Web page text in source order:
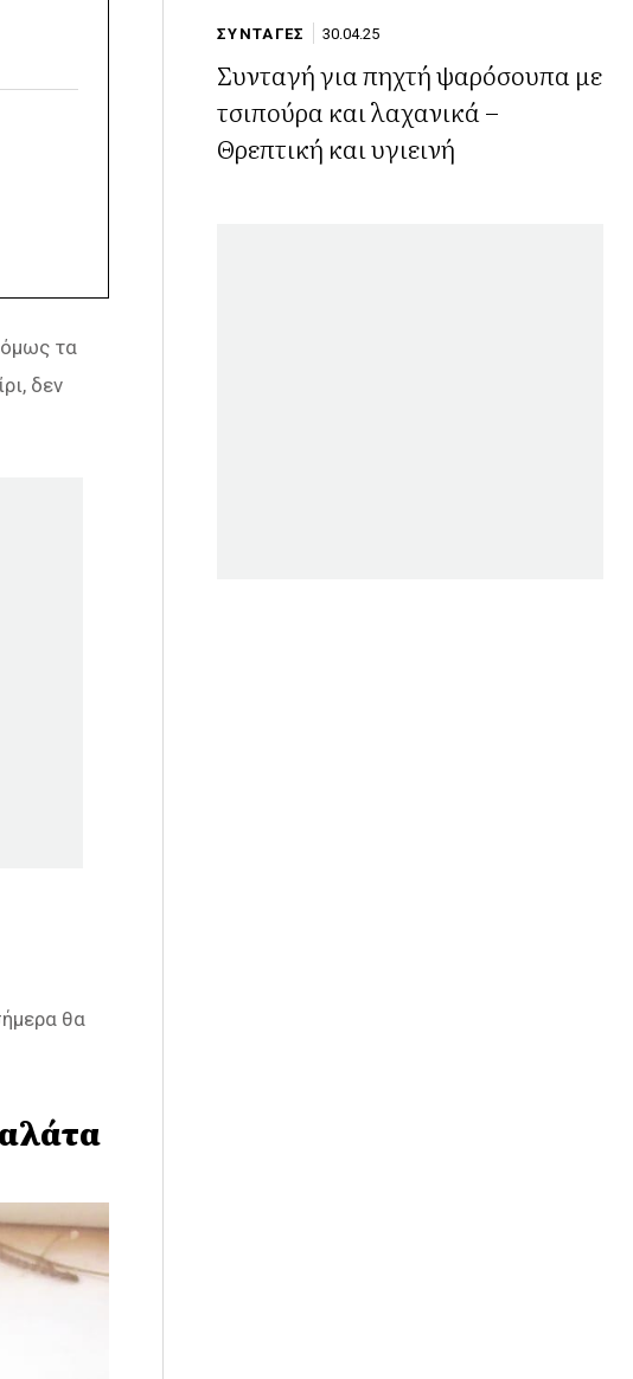
όμως τα
δεν
θα
ΣΥΝΤΑΓΕΣ 30.04.25
Συνταγή για πηχτή ψαρόσουπα με
τσιπούρα και λαχανικά –
Θρεπτική και υγιεινή